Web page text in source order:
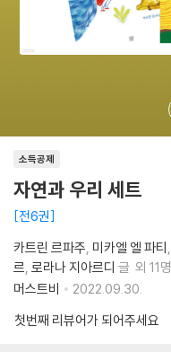
소득공제
자연과 우리 세트
전6권
카트린 르파주 미카엘 엘 파티
르 로라나 지아르디 글 외 11명
머스트비
2022.09.30.
첫번째 리뷰어가 되어주세요